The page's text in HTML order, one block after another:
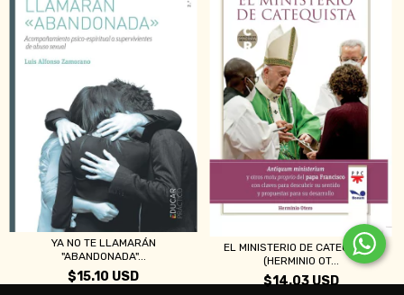
YA NO TE LLAMARÁN
"ABANDONADA"...
$15.10 USD
EL MINISTERIO DE CATEQUISTA
(HERMINIO OT...
$14.03 USD